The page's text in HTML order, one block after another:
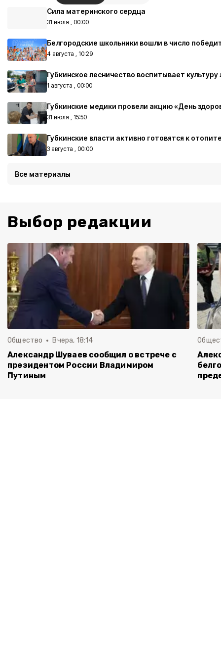
Сила материнского сердца
31 июля , 00:00
Белгородские школьники вошли в число
4 августа , 10:29
Губкинское лесничество воспитывает культуру
1 августа , 00:00
Губкинские медики провели акцию «День
31 июля , 15:50
Губкинские власти активно готовятся к
3 августа , 00:00
Все материалы
Выбор редакции
Общество Вчера, 18:14
Александр Шуваев сообщил о встрече с
президентом России Владимиром
Путиным